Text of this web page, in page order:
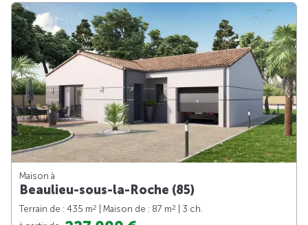
Maison à
Beaulieu-sous-la-Roche (85)
Terrain de : 435 m2 | Maison de : 87 m2
| 3 ch.